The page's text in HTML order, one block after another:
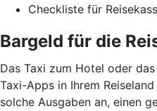
Checkliste für
Bargeld für die
Das Taxi zum Hotel oder
Taxi-Apps in Ihrem
solche Ausgaben an, einen